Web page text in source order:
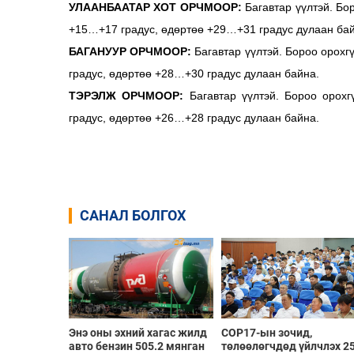
УЛААНБААТАР ХОТ ОРЧМООР: Багавтар үүлтэй.
+15…+17 градус, өдөртөө +29…+31 градус дулаан
БАГАНУУР ОРЧМООР: Багавтар үүлтэй. Бороо
градус, өдөртөө +28…+30 градус дулаан байна.
ТЭРЭЛЖ ОРЧМООР: Багавтар үүлтэй. Бороо
градус, өдөртөө +26…+28 градус дулаан байна.
САНАЛ БОЛГОХ
Энэ оны эхний хагас жилд
авто бензин 505.2 мянган
COP17-ын зочид,
төлөөлөгчдөд үйлчлэх